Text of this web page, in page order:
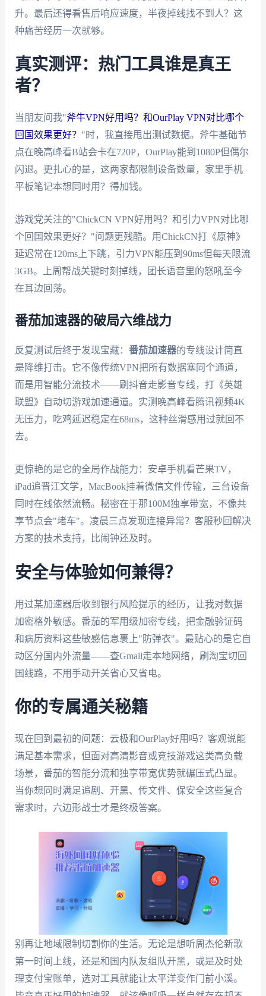
升。最后还得看售后响应速度，半夜掉线找不到人？这
种痛苦经历一次就够。
真实测评：热门工具谁是真王
者？
当朋友问我"斧牛VPN好用吗？和OurPlay VPN对比哪个
回国效果更好？ "时，我直接甩出测试数据。斧牛基础节
点在晚高峰看B站会卡在720P，OurPlay能到1080P但偶尔
闪退。更扎心的是，这两家都限制设备数量，家里手机
平板笔记本想同时用？得加钱。
游戏党关注的"ChickCN VPN好用吗？和引力VPN对比哪
个回国效果更好？"问题更残酷。用ChickCN打《原神》
延迟常在120ms上下跳，引力VPN能压到90ms但每天限流
3GB。上周帮战关键时刻掉线，团长语音里的怒吼至今
在耳边回荡。
番茄加速器的破局六维战力
反复测试后终于发现宝藏： 番茄加速器的专线设计简直
是降维打击。它不像传统VPN把所有数据塞同个通道，
而是用智能分流技术——刷抖音走影音专线，打《英雄
联盟》自动切游戏加速通道。实测晚高峰看腾讯视频4K
无压力，吃鸡延迟稳定在68ms，这种丝滑感用过就回不
去。
更惊艳的是它的全局作战能力：安卓手机看芒果TV，
iPad追晋江文学，MacBook挂着微信文件传输，三台设备
同时在线依然流畅。秘密在于那100M独享带宽，不像共
享节点会"堵车"。凌晨三点发现连接异常？客服秒回解决
方案的技术支持，比闹钟还及时。
安全与体验如何兼得？
用过某加速器后收到银行风险提示的经历，让我对数据
加密格外敏感。番茄的军用级加密专线，把金融验证码
和病历资料这些敏感信息裹上"防弹衣"。最贴心的是它自
动区分国内外流量——查Gmail走本地网络，刷淘宝切回
国线路，不用手动开关省心又省电。
你的专属通关秘籍
现在回到最初的问题：云极和OurPlay好用吗？客观说能
满足基本需求，但面对高清影音或竞技游戏这类高负载
场景，番茄的智能分流和独享带宽优势就碾压式凸显。
当你想同时满足追剧、开黑、传文件、保安全这些复合
需求时，六边形战士才是终极答案。
别再让地域限制切割你的生活。无论是想听周杰伦新歌
第一时间上线，还是和国内队友组队开黑，或是及时处
理支付宝账单，选对工具就能让太平洋变作门前小溪。